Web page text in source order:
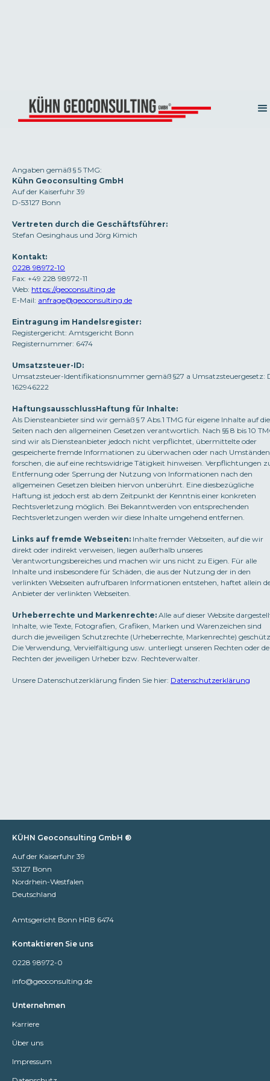
Impressum
RECHTLICHE INFORMATIONEN ZU UNSEREM UNTERNEHMEN UND
UNSERER WEBPRÄSENZ
Angaben gemäß § 5 TMG:
Kühn Geoconsulting GmbH
Auf der Kaiserfuhr 39
D-53127 Bonn
Vertreten durch die Geschäftsführer:
Stefan Oesinghaus und Jörg Kimich
Kontakt:
0228 98972-10
Fax: +49 228 98972-11
Web: https://geoconsulting.de
E-Mail: anfrage@geoconsulting.de
Eintragung im Handelsregister:
Registergericht: Amtsgericht Bonn
Registernummer: 6474
Umsatzsteuer-ID:
Umsatzsteuer-Identifikationsnummer gemäß §27 a Umsatzsteuergesetz:
162946222
HaftungsausschlussHaftung für Inhalte:
Als Diensteanbieter sind wir gemäß § 7 Abs.1 TMG für eigene Inhalte auf
Seiten nach den allgemeinen Gesetzen verantwortlich. Nach §§ 8 bis 10
sind wir als Diensteanbieter jedoch nicht verpflichtet, übermittelte oder
gespeicherte fremde Informationen zu überwachen oder nach
forschen, die auf eine rechtswidrige Tätigkeit hinweisen. Verpflichtungen
Entfernung oder Sperrung der Nutzung von Informationen nach den
allgemeinen Gesetzen bleiben hiervon unberührt. Eine diesbezügliche
Haftung ist jedoch erst ab dem Zeitpunkt der Kenntnis einer konkreten
Rechtsverletzung möglich. Bei Bekanntwerden von entsprechenden
Rechtsverletzungen werden wir diese Inhalte umgehend entfernen.
Links auf fremde Webseiten: Inhalte fremder Webseiten, auf die wir
direkt oder indirekt verweisen, liegen außerhalb unseres
Verantwortungsbereiches und machen wir uns nicht zu Eigen. Für alle
Inhalte und insbesondere für Schäden, die aus der Nutzung der in den
verlinkten Webseiten aufrufbaren Informationen entstehen, haftet allein
Anbieter der verlinkten Webseiten.
Urheberrechte und Markenrechte: Alle auf dieser Website
Inhalte, wie Texte, Fotografien, Grafiken, Marken und Warenzeichen sind
durch die jeweiligen Schutzrechte (Urheberrechte, Markenrechte)
Die Verwendung, Vervielfältigung usw. unterliegt unseren Rechten oder
Rechten der jeweiligen Urheber bzw. Rechteverwalter.
Unsere Datenschutzerklärung finden Sie hier: Datenschutzerklärung
KÜHN Geoconsulting GmbH ®
Auf der Kaiserfuhr 39
53127 Bonn
Nordrhein-Westfalen
Deutschland
Amtsgericht Bonn HRB 6474
Kontaktieren Sie uns
0228 98972-0
info@geoconsulting.de
Unternehmen
Karriere
Über uns
Impressum